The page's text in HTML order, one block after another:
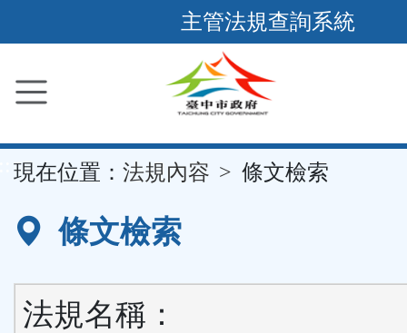
到
要
容
區
主管法規查詢系統
現在位置： 法規內容 條文檢索
條文檢索
法規名稱：